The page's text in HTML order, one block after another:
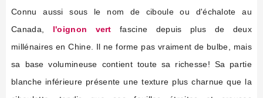
Connu aussi sous le nom de ciboule ou d'échalote au
Canada, l'oignon vert fascine depuis plus de deux
millénaires en Chine. Il ne forme pas vraiment de bulbe, mais
sa base volumineuse contient toute sa richesse! Sa partie
blanche inférieure présente une texture plus charnue que la